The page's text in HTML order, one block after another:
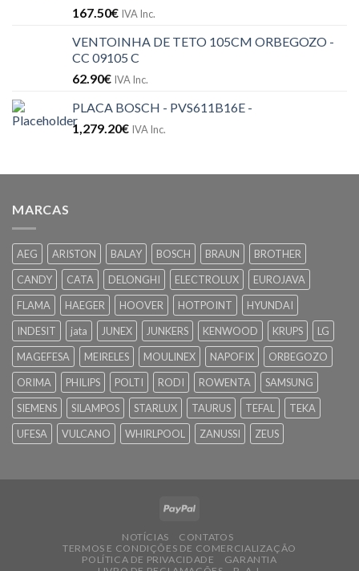
167.50€ IVA Inc.
VENTOINHA DE TETO 105CM ORBEGOZO -
CC 09105 C
62.90€ IVA Inc.
PLACA BOSCH - PVS611B16E -
1,279.20€ IVA Inc.
MARCAS
AEG ARISTON BALAY BOSCH BRAUN
BROTHER
CANDY
CATA DELONGHI ELECTROLUX
EUROJAVA
FLAMA
HAEGER HOOVER HOTPOINT
HYUNDAI
INDESIT
jata JUNEX JUNKERS KENWOOD KRUPS
LG
MAGEFESA
MEIRELES MOULINEX NAPOFIX
ORBEGOZO
ORIMA
PHILIPS POLTI RODI ROWENTA
SAMSUNG
SIEMENS
SILAMPOS STARLUX TAURUS TEFAL
TEKA
UFESA
VULCANO WHIRLPOOL ZANUSSI ZEUS
NOTÍCIAS
CONTATOS
TERMOS E CONDIÇÕES DE COMERCIALIZAÇÃO
POLÍTICA DE PRIVACIDADE
GARANTIA